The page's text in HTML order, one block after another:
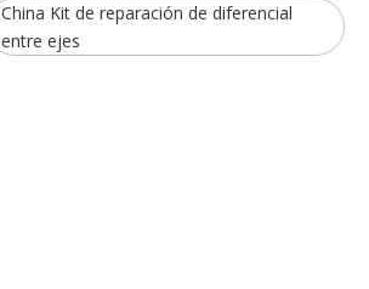
China Kit de reparación de diferencial
entre ejes